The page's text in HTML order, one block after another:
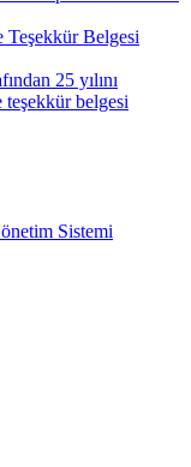
Teşekkür Belgesi
25 yılını
belgesi
Sistemi